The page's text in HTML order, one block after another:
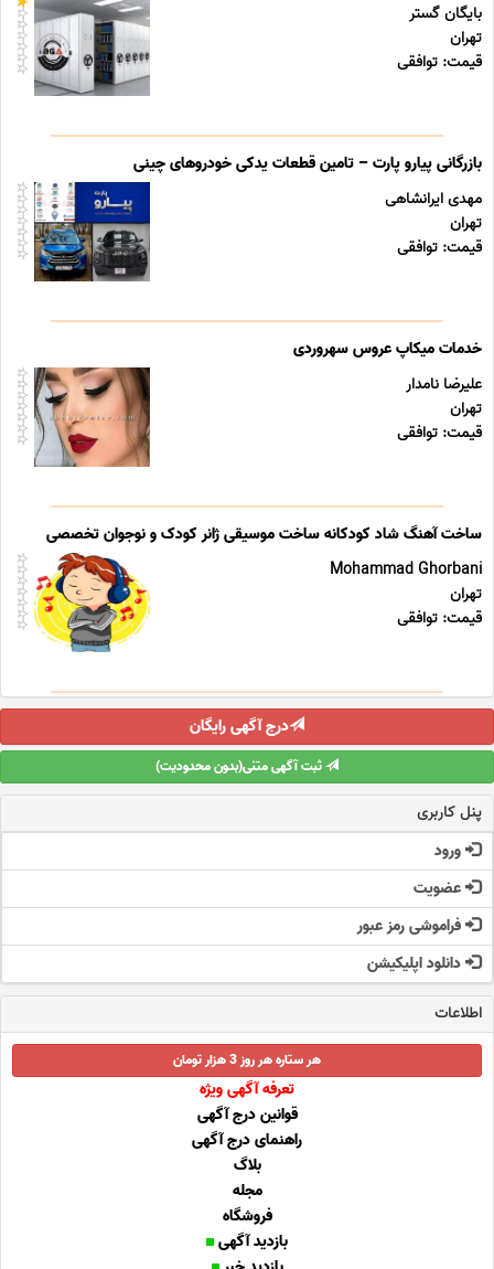
بایگان گستر
تهران
قیمت: توافقی
بازرگانی پیارو پارت – تامین قطعات یدکی خودروهای چینی
مهدی ایرانشاهی
تهران
قیمت: توافقی
خدمات میکاپ عروس سهروردی
علیرضا نامدار
تهران
قیمت: توافقی
ساخت آهنگ شاد کودکانه ساخت موسیقی ژانر کودک و نوجوان تخصصی
Mohammad Ghorbani
تهران
قیمت: توافقی
درج آگهی رایگان
ثبت آگهی متنی(بدون محدودیت)
پنل کاربری
ورود
عضویت
فراموشی رمز عبور
دانلود اپلیکیشن
اطلاعات
هر ستاره هر روز 3 هزار تومان
تعرفه آگهی ویژه
قوانین درج آگهی
راهنمای درج آگهی
بلاگ
مجله
فروشگاه
بازدید آگهی